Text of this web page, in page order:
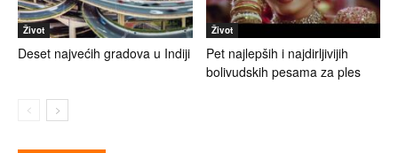
Život
Deset najvećih gradova u Indiji
Život
Pet najlepših i najdirljivijih
bolivudskih pesama za ples